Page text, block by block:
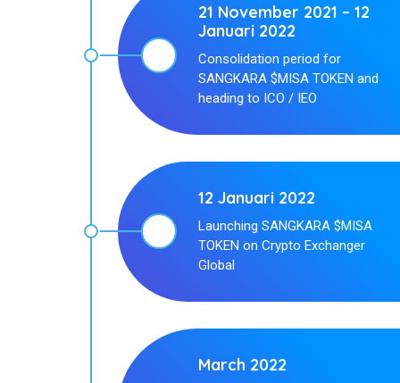
21 November 2021 – 12
Januari 2022
Consolidation period for
SANGKARA $MISA TOKEN and
heading to ICO / IEO
12 Januari 2022
Launching SANGKARA $MISA
TOKEN on Crypto Exchanger
Global
March 2022